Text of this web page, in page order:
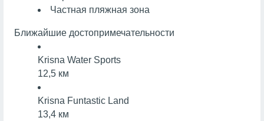
Частная пляжная зона
Ближайшие достопримечательности
Krisna Water Sports
12,5 км
Krisna Funtastic Land
13,4 км